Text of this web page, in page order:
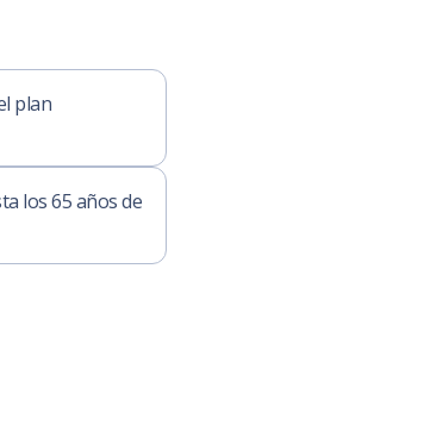
plan
los 65 años de